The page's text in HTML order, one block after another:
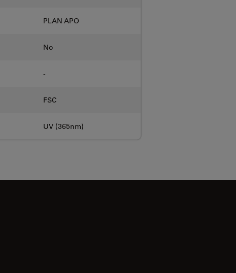
PLAN APO
No
-
FSC
UV (365nm)